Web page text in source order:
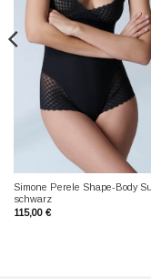
Simone Perele Shape-Body
schwarz
115,00 €